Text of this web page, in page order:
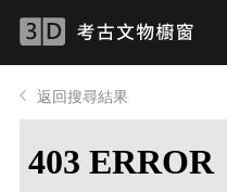
返回搜尋結果